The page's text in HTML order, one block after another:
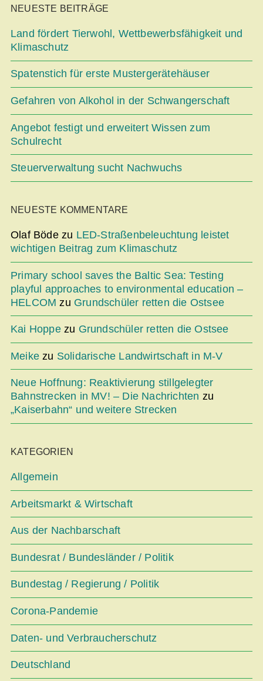
NEUESTE BEITRÄGE
Land fördert Tierwohl, Wettbe­werbsfähigkeit und
Klimaschutz
Spatenstich für erste Mustergerätehäuser
Gefahren von Alkohol in der Schwangerschaft
Angebot festigt und erweitert Wissen zum
Schulrecht
Steuerverwaltung sucht Nachwuchs
NEUESTE KOMMENTARE
Olaf Bödezu LED-Straßenbeleuchtung leistet
wichtigen Beitrag zum Klimaschutz
Primary school saves the Baltic Sea: Testing
playful approaches to environmental education –
HELCOM zu Grundschüler retten die Ostsee
Kai Hoppezu Grundschüler retten die Ostsee
Meike zu Solidarische Landwirtschaft in M-V
Neue Hoffnung: Reaktivierung stillgelegter
Bahnstrecken in MV! – Die Nachrichten zu
„Kaiserbahn“ und weitere Strecken
KATEGORIEN
Allgemein
Arbeitsmarkt & Wirtschaft
Aus der Nachbarschaft
Bundesrat / Bundesländer / Politik
Bundestag / Regierung / Politik
Corona-Pandemie
Daten- und Verbraucherschutz
Deutschland